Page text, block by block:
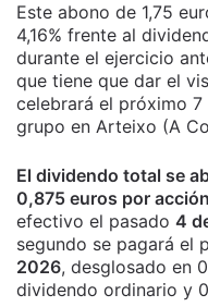
Este abono de 1,75
4,16% frente al
durante el ejercicio
que tiene que dar el
celebrará el próximo
grupo en Arteixo (A
El dividendo total se
0,875 euros por
efectivo el pasado 4
segundo se pagará el
2026, desglosado en
dividendo ordinario y